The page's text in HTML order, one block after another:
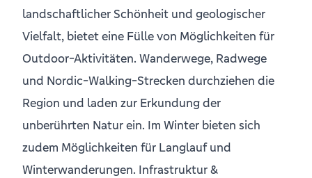
landschaftlicher Schönheit und geologischer
Vielfalt, bietet eine Fülle von Möglichkeiten für
Outdoor-Aktivitäten. Wanderwege, Radwege
und Nordic-Walking-Strecken durchziehen die
Region und laden zur Erkundung der
unberührten Natur ein. Im Winter bieten sich
zudem Möglichkeiten für Langlauf und
Winterwanderungen. Infrastruktur &